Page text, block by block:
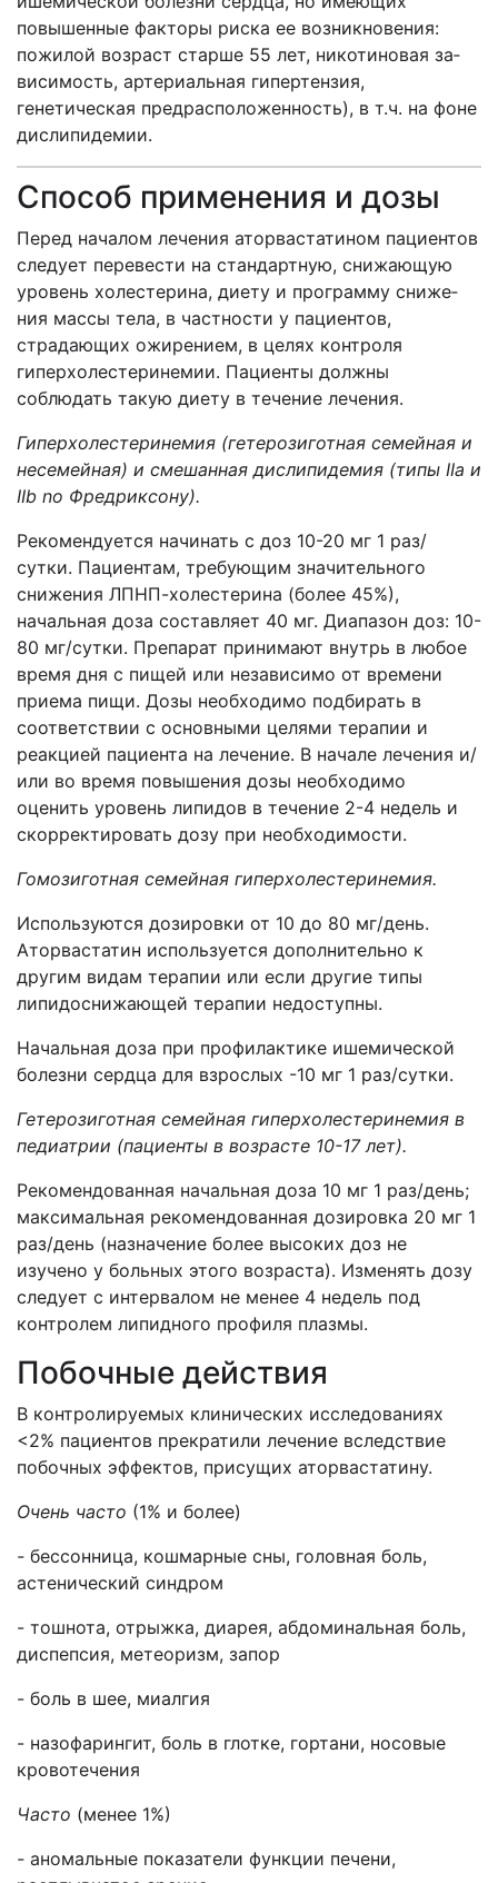
повышенные фак­торы риска ее возникновения:
пожилой возраст старше 55 лет, никотиновая за­
висимость, артериальная гипертензия,
генетическая предрасположенность), в т.ч. на фоне
дислипидемии.
Способ применения и дозы
Перед началом лечения аторвастатином пациентов
следует перевести на стандартную, снижающую
уровень холестерина, диету и программу сниже­
ния массы тела, в частности у пациентов,
страдающих ожирением, в целях контроля
гиперхолестеринемии. Пациенты должны
соблюдать такую диету в тече­ние лечения.
Гиперхолестеринемия (гетерозиготная семейная и
несемейная) и смешан­ная дислипидемия (типы IIа и
IIb no Фредриксону).
Рекомендуется начинать с доз 10-20 мг 1 раз/
сутки. Пациентам, требующим значительного
снижения ЛПНП-холестерина (более 45%),
начальная доза со­ставляет 40 мг. Диапазон доз: 10-
80 мг/сутки. Препарат принимают внутрь в любое
время дня с пищей или независимо от времени
приема пищи. Дозы не­обходимо подбирать в
соответствии с основными целями терапии и
реакцией пациента на лечение. В начале лечения и/
или во время повышения дозы необ­ходимо
оценить уровень липидов в течение 2-4 недель и
скорректировать дозу при необходимости.
Гомозиготная семейная гиперхолестеринемия.
Используются дозировки от 10 до 80 мг/день.
Аторвастатин используется дополнительно к
другим видам терапии или если другие типы
липидоснижающей терапии недоступны.
Начальная доза при профилактике ишемической
болезни сердца для взрослых -10 мг 1 раз/сутки.
Гетерозиготная семейная гиперхолестеринемия в
педиатрии (пациенты в воз­расте 10-17 лет).
Рекомендованная начальная доза 10 мг 1 раз/день;
максимальная рекомендо­ванная дозировка 20 мг 1
раз/день (назначение более высоких доз не
изучено у больных этого возраста). Изменять дозу
следует с интервалом не менее 4 не­дель под
контролем липидного профиля плазмы.
Побочные действия
В контролируемых клинических исследованиях
<2% пациентов прекратили ле­чение вследствие
побочных эффектов, присущих аторвастатину.
Очень часто (1% и более)
- бессонница, кошмарные сны, головная боль,
астенический син­дром
- тошнота, отрыжка, диарея, абдоминальная боль,
диспепсия, метеоризм, запор
- боль в шее, миалгия
- назофарингит, боль в глотке, гортани, носовые
кровотечения
Часто (менее 1%)
- аномальные показатели функции печени,